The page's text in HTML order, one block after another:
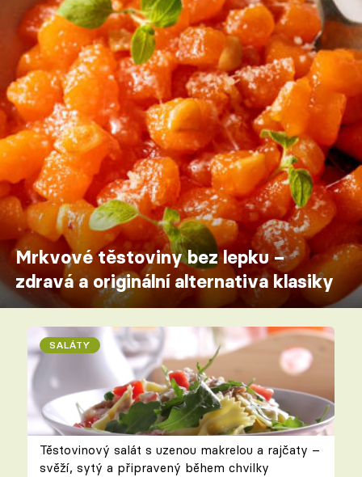
Mrkvové těstoviny bez lepku –
zdravá a originální alternativa klasiky
SALÁTY
Těstovinový salát s uzenou makrelou a rajčaty –
svěží, sytý a připravený během chvilky